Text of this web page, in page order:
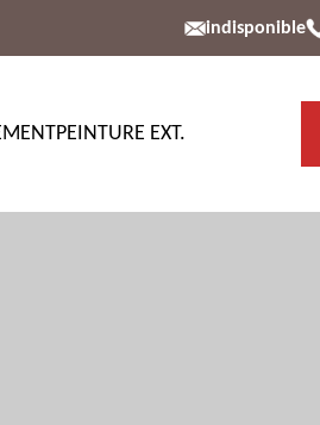
indisponible
PEINTURE EXT.